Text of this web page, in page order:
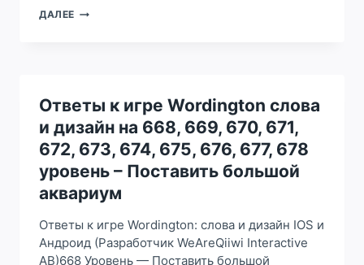
ДАЛЕЕ ОТВЕТЫ
ДИЗАЙН
НА
823,
824,
825,
826,
827,
828,
830,
831,
832
Ответы к игре Wordington слова
и дизайн на 668, 669, 670, 671,
672, 673, 674, 675, 676, 677, 678
уровень – Поставить большой
аквариум
Ответы к игре Wordington: слова и дизайн IOS и
Андроид (Разработчик WeAreQiiwi Interactive
AB)668 Уровень — Поставить большой